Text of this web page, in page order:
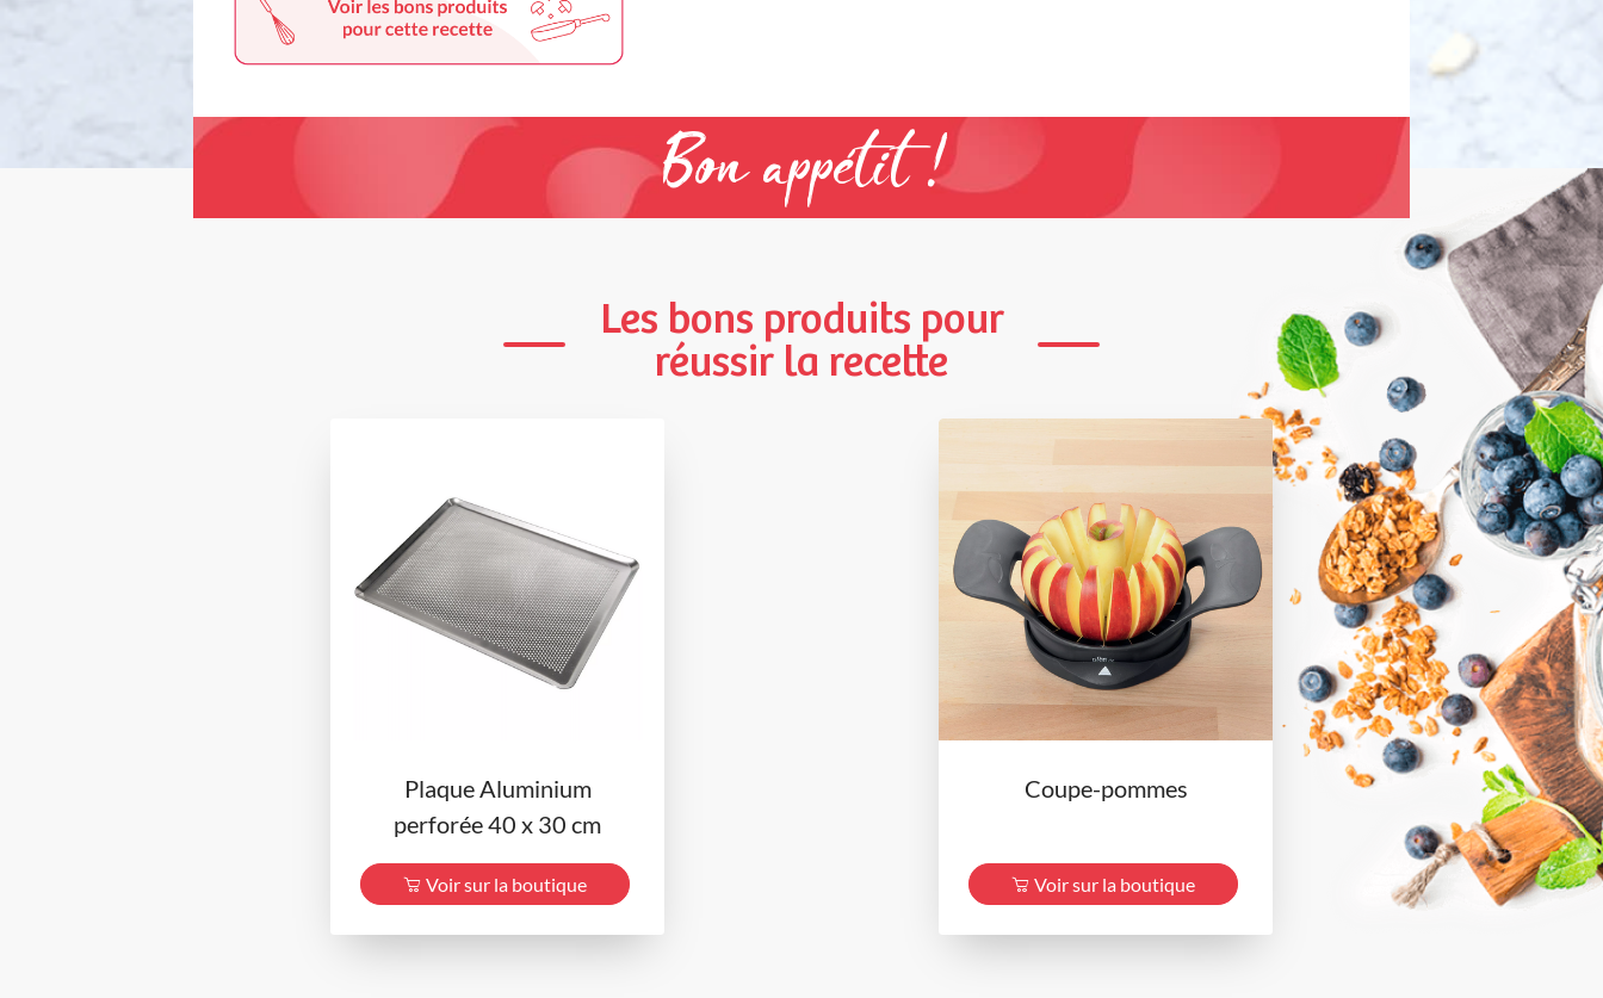
Bon appétit !
Les bons produits pour
réussir la recette
Plaque Aluminium
perforée 40 x 30 cm
Voir sur la boutique
Coupe-pommes
Voir sur la boutique